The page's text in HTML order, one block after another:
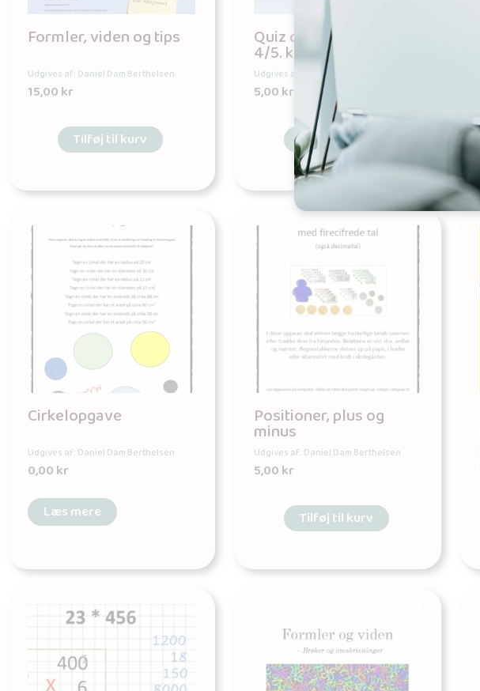
Formler, viden og tips
Udgives af: Daniel Dam Berthelsen
15,00kr
Tilføj til kurv
Quiz om ligninger for
4/5. klasse
Udgives af: Daniel Dam Berthelsen
5,00kr
Tilføj til kurv
Cirkelopgave
Udgives af: Daniel Dam Berthelsen
0,00kr
Læs mere
Positioner, plus og
minus
Udgives af: Daniel Dam Berthelsen
5,00kr
Tilføj til kurv